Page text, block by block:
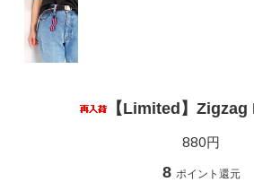
【Limited】
880円
8 ポイント還元